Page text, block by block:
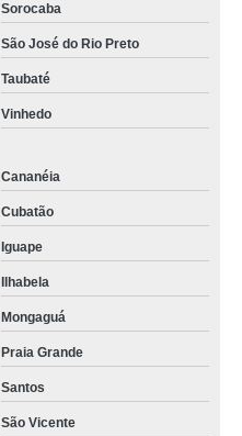
Sorocaba
São José do Rio Preto
Taubaté
Vinhedo
Cananéia
Cubatão
Iguape
Ilhabela
Mongaguá
Praia Grande
Santos
São Vicente